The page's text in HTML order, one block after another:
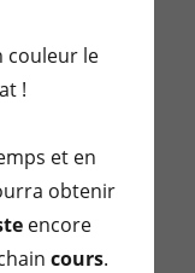
couleur le
!
et en
obtenir
encore
cours.